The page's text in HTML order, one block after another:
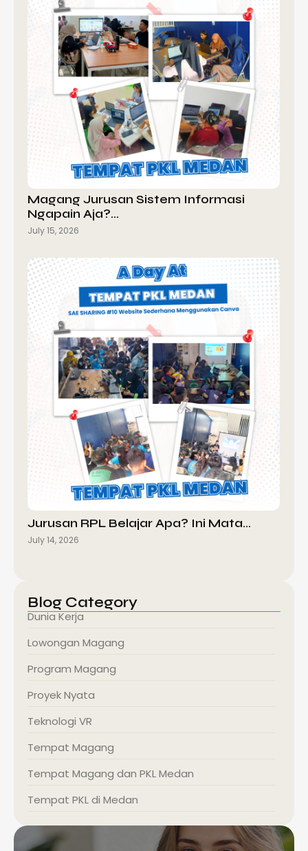
Magang Jurusan Sistem Informasi
Ngapain Aja?…
July 15, 2026
Jurusan RPL Belajar Apa? Ini Mata…
July 14, 2026
Blog Category
Dunia Kerja
Lowongan Magang
Program Magang
Proyek Nyata
Teknologi VR
Tempat Magang
Tempat Magang dan PKL Medan
Tempat PKL di Medan